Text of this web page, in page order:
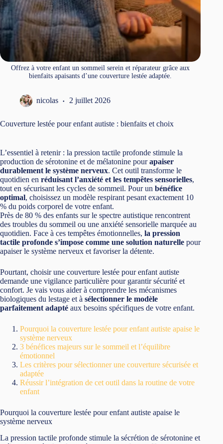
Offrez à votre enfant un sommeil serein et réparateur grâce aux
bienfaits apaisants d’une couverture lestée adaptée.
nicolas 2 juillet 2026
Couverture lestée pour enfant autiste : bienfaits et choix
L’essentiel à retenir : la pression tactile profonde stimule la
production de sérotonine et de mélatonine pourapaiser
durablement le système nerveux. Cet outil transforme le
quotidien en réduisant l’anxiété et les tempêtes sensorielles,
tout en sécurisant les cycles de sommeil. Pour un bénéfice
optimal, choisissez un modèle respirant pesant exactement 10
% du poids corporel de votre enfant.
Près de 80 % des enfants sur le spectre autistique rencontrent
des troubles du sommeil ou une anxiété sensorielle marquée au
quotidien. Face à ces tempêtes émotionnelles, la pression
tactile profonde s’impose comme une solution naturelle pour
apaiser le système nerveux et favoriser la détente.
Pourtant, choisir une couverture lestée pour enfant autiste
demande une vigilance particulière pour garantir sécurité et
confort. Je vais vous aider à comprendre les mécanismes
biologiques du lestage et à sélectionner le modèle
parfaitement adapté aux besoins spécifiques de votre enfant.
Pourquoi la couverture lestée pour enfant autiste apaise le
système nerveux
3 bénéfices majeurs sur le sommeil et l’équilibre
émotionnel
Les critères pour sélectionner une couverture sécurisée et
adaptée
Réussir l’intégration de cet outil dans la routine de votre
enfant
Pourquoi la couverture lestée pour enfant autiste apaise le
système nerveux
La pression tactile profonde stimule la sécrétion de sérotonine et